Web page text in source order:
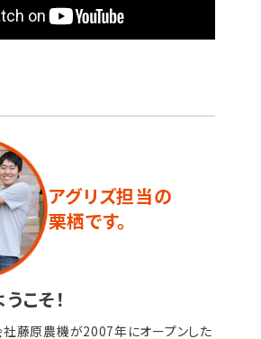
アグリズ担当の
栗栖です。
こそ！
社藤原農機が2007年にオープンした